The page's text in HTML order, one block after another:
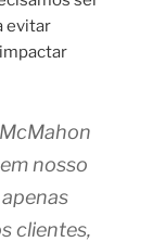
evitar
nosso
clientes,